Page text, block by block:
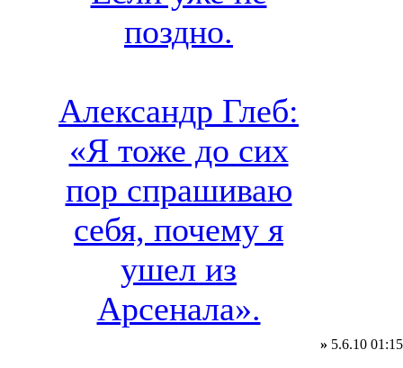
поздно.
Александр Глеб:
«Я тоже до сих
пор спрашиваю
себя, почему я
ушел из
Арсенала».
» 5.6.10 01:15